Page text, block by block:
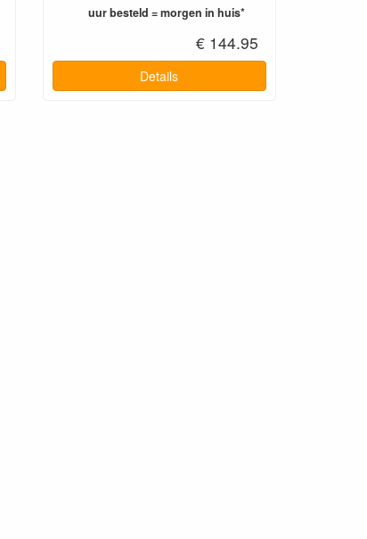
uur besteld = morgen in huis*
€ 144.95
Details